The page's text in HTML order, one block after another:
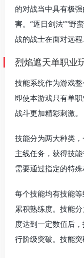
的对战当中具有极
害。“逐日剑法”"野
战的战士在面对远程
烈焰遮天单职业
技能系统作为游戏整
即使本游戏只有单
战斗更加精彩刺激。
技能分为两大种类
主线任务，获得技
需要通过指定的特殊
每个技能均有技能
累积熟练度。技能
度达到一定数值后
行阶级突破。技能突